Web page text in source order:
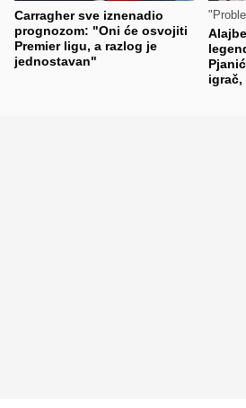
Carragher sve iznenadio
prognozom: "Oni će osvojiti
Premier ligu, a razlog je
jednostavan"
igrač,